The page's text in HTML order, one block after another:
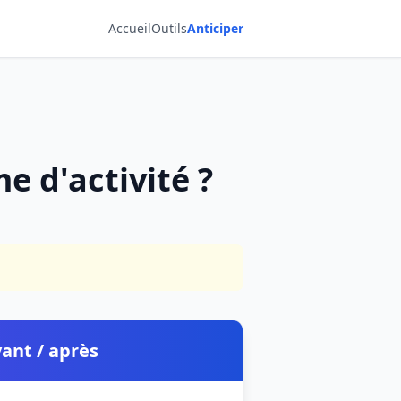
AccueilOutilsAnticiper
d'activité ?
/ après